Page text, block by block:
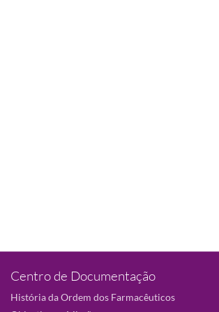
Centro de Documentação
História da Ordem dos Farmacêuticos